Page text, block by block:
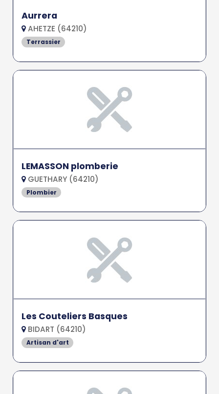
Aurrera
AHETZE (64210)
Terrassier
LEMASSON plomberie
GUETHARY (64210)
Plombier
Les Couteliers Basques
BIDART (64210)
Artisan d'art